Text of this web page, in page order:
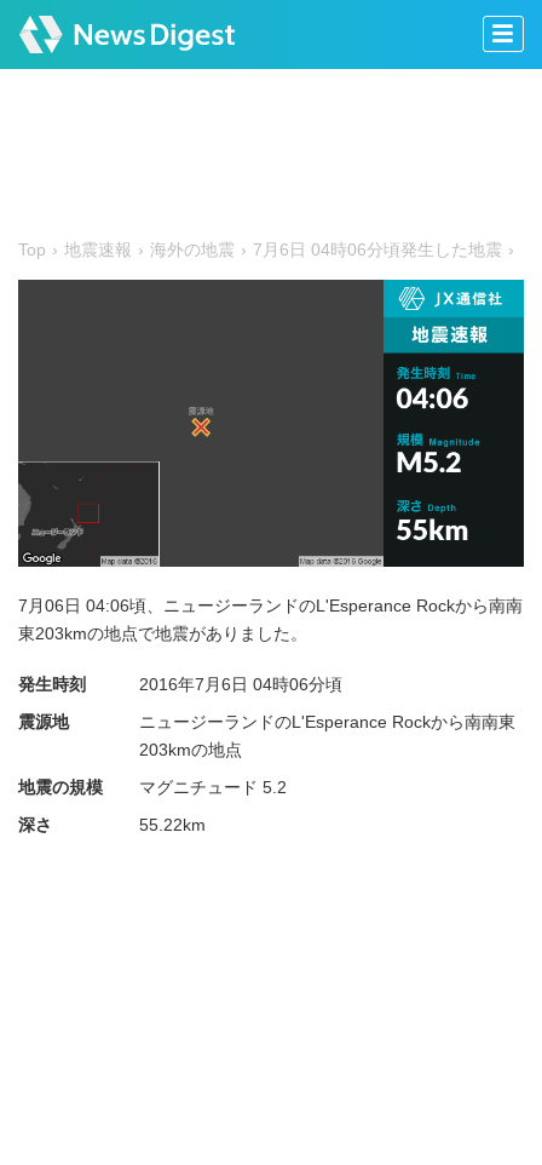
Top 地震速報 海外の地震 7月6日 04時06分頃発生した地震
7月06日 04:06頃、ニュージーランドのL'Esperance Rockから南南
東203kmの地点で地震がありました。
発生時刻 2016年7月6日 04時06分頃
震源地
ニュージーランドのL'Esperance Rockから南南東
203kmの地点
地震の規模
マグニチュード 5.2
深さ
55.22km